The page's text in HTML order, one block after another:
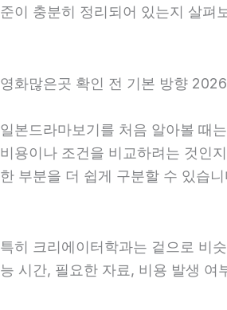
준이 충분히 정리되어 있는지 살펴
영화많은곳 확인 전 기본 방향
일본드라마보기를 처음 알아볼 때
비용이나 조건을 비교하려는 것인
한 부분을 더 쉽게 구분할 수 있습니
특히 크리에이터학과는 겉으로 비
능 시간, 필요한 자료, 비용 발생 여